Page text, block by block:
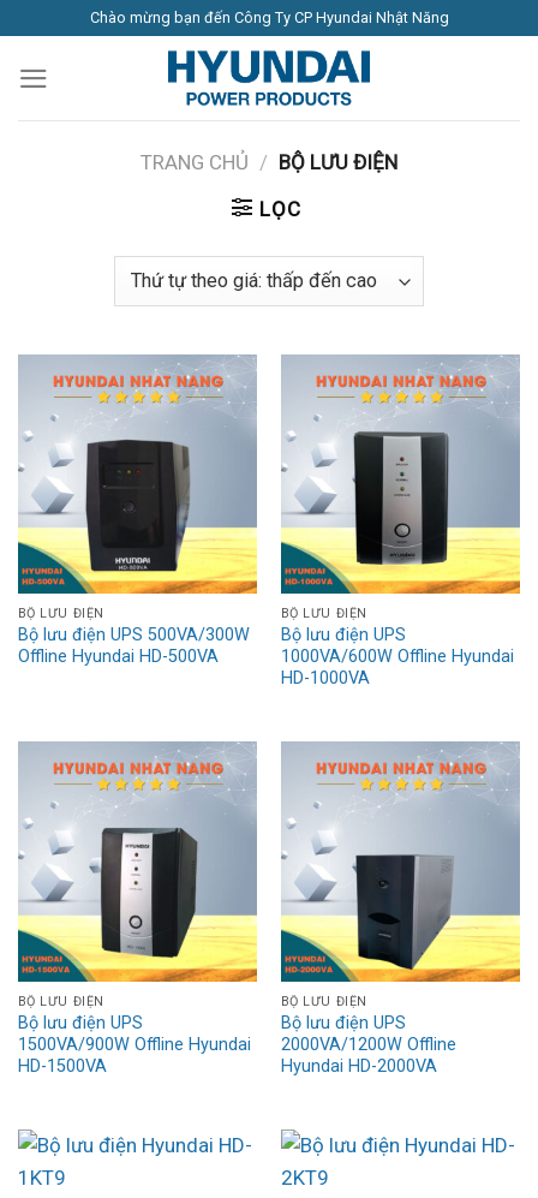
content
Chào mừng bạn đến Công Ty CP Hyundai Nhật Năng
TRANG CHỦ / BỘ LƯU ĐIỆN
LỌC
BỘ LƯU ĐIỆN
Bộ lưu điện UPS 500VA/300W
Offline Hyundai HD-500VA
BỘ LƯU ĐIỆN
Bộ lưu điện UPS
1000VA/600W Offline Hyundai
HD-1000VA
BỘ LƯU ĐIỆN
Bộ lưu điện UPS
1500VA/900W Offline Hyundai
HD-1500VA
BỘ LƯU ĐIỆN
Bộ lưu điện UPS
2000VA/1200W Offline
Hyundai HD-2000VA